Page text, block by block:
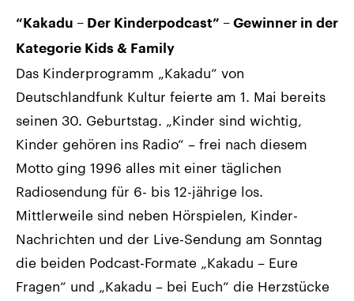
“Kakadu – Der Kinderpodcast” – Gewinner in der
Kategorie Kids & Family
Das Kinderprogramm „Kakadu“ von
Deutschlandfunk Kultur feierte am 1. Mai bereits
seinen 30. Geburtstag. „Kinder sind wichtig,
Kinder gehören ins Radio“ – frei nach diesem
Motto ging 1996 alles mit einer täglichen
Radiosendung für 6- bis 12-jährige los.
Mittlerweile sind neben Hörspielen, Kinder-
Nachrichten und der Live-Sendung am Sonntag
die beiden Podcast-Formate „Kakadu – Eure
Fragen“ und „Kakadu – bei Euch“ die Herzstücke